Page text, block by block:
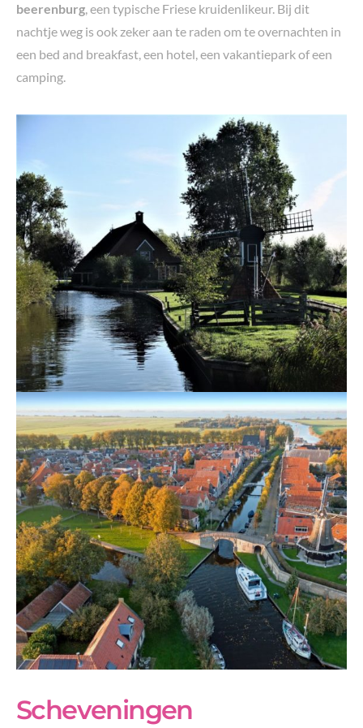
beerenburg, een typische Friese kruidenlikeur. Bij dit
nachtje weg is ook zeker aan te raden om te overnachten in
een bed and breakfast, een hotel, een vakantiepark of een
camping.
Scheveningen